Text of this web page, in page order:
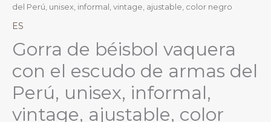
del Perú, unisex, informal, vintage, ajustable, color negro
ES
Gorra de béisbol vaquera
con el escudo de armas del
Perú, unisex, informal,
vintage, ajustable, color